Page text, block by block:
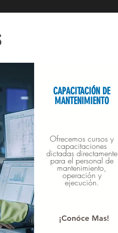
CAPACITACIÓN DE
MANTENIMIENTO
Ofrecemos cursos y
capacitaciones
dictadas directamente
para el personal de
mantenimiento,
operación y
ejecución.
¡Conóce Mas!